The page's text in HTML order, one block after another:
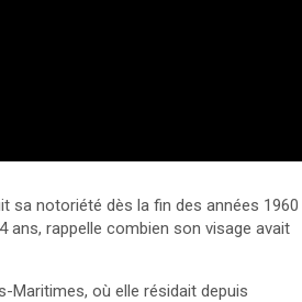
sa notoriété dès la fin des années 1960
ans, rappelle combien son visage avait
Maritimes, où elle résidait depuis